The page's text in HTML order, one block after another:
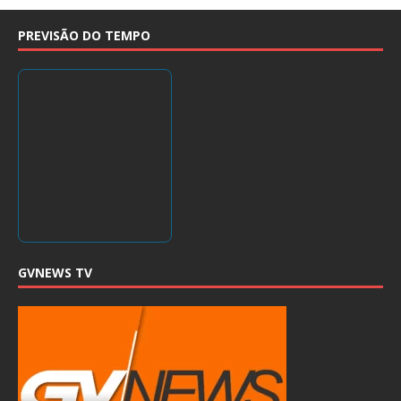
PREVISÃO DO TEMPO
GVNEWS TV